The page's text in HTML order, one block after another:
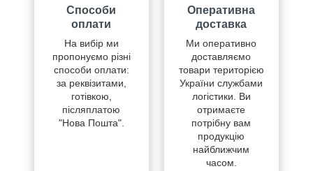
Способи
оплати
На вибір ми
пропонуємо різні
способи оплати:
за реквізитами,
готівкою,
післяплатою
"Нова Пошта".
Оперативна
доставка
Ми оперативно
доставляємо
товари територією
України службами
логістики. Ви
отримаєте
потрібну вам
продукцію
найближчим
часом.